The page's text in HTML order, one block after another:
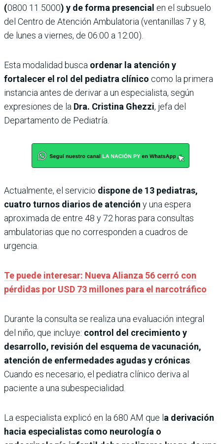
(0800 11 5000) y de forma presencial en el subsuelo
del Centro de Atención Ambulatoria (ventanillas 7 y 8,
de lunes a viernes, de 06:00 a 12:00).
Esta modalidad busca ordenar la atención y
fortalecer el rol del pediatra clínico como la primera
instancia antes de derivar a un especialista, según
expresiones de la Dra. Cristina Ghezzi, jefa del
Departamento de Pediatría.
Actualmente, el servicio dispone de 13 pediatras,
cuatro turnos diarios de atención y una espera
aproximada de entre 48 y 72 horas para consultas
ambulatorias que no corresponden a cuadros de
urgencia.
Te puede interesar: Nueva Alianza 56 cerró con
pérdidas por USD 73 millones para el narcotráfico
Durante la consulta se realiza una evaluación integral
del niño, que incluye: control del crecimiento y
desarrollo, revisión del esquema de vacunación,
atención de enfermedades agudas y crónicas.
Cuando es necesario, el pediatra clínico deriva al
paciente a una subespecialidad.
La especialista explicó en la 680 AM que l a derivación
hacia especialistas como neurología o